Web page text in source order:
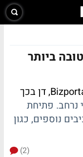
ביותר
אייל גורביץ, המנתח הטכני של Bizportal, דן בכך
נרחב. פתיחת
נוספים, כגון
(2)